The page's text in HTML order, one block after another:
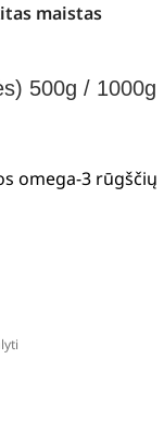
maistas
500g / 1000g
omega-3 rūgščių